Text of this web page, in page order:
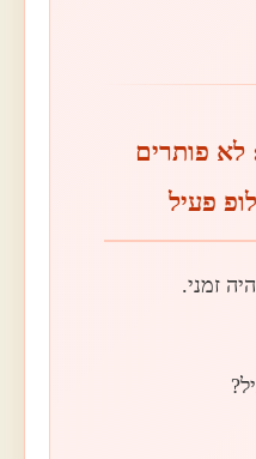
לא פותרים
פעיל
זמני.